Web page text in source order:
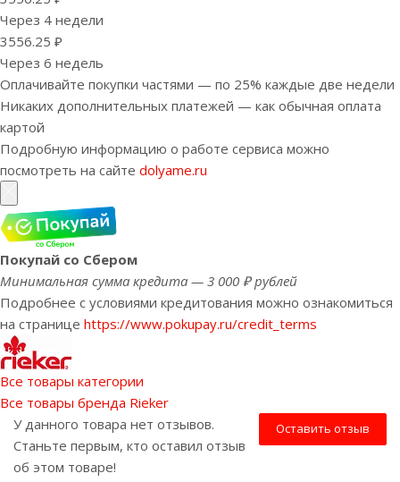
Через 4 недели
3556.25 ₽
Через 6 недель
Оплачивайте покупки частями — по 25% каждые две недели
Никаких дополнительных платежей — как обычная оплата
картой
Подробную информацию о работе сервиса можно
посмотреть на сайте dolyame.ru
Покупай со Сбером
Минимальная сумма кредита — 3 000 ₽ рублей
Подробнее с условиями кредитования можно ознакомиться
на странице https://www.pokupay.ru/credit_terms
Все товары категории
Все товары бренда Rieker
Оставить отзыв
У данного товара нет отзывов.
Станьте первым, кто оставил отзыв
об этом товаре!